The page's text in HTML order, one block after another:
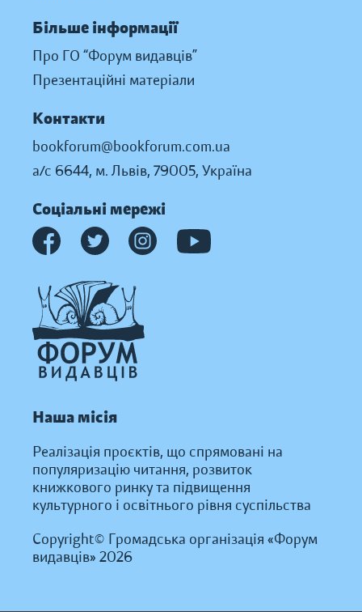
Більше інформації
Про ГО “Форум видавців”
Презентаційні матеріали
Контакти
bookforum@bookforum.com.ua
а/с 6644, м. Львів, 79005, Україна
Соціальні мережі
Наша місія
Реалізація проєктів, що спрямовані на
популяризацію читання, розвиток
книжкового ринку та підвищення
культурного і освітнього рівня суспільства
Copyright© Громадська організація «Форум
видавців» 2026